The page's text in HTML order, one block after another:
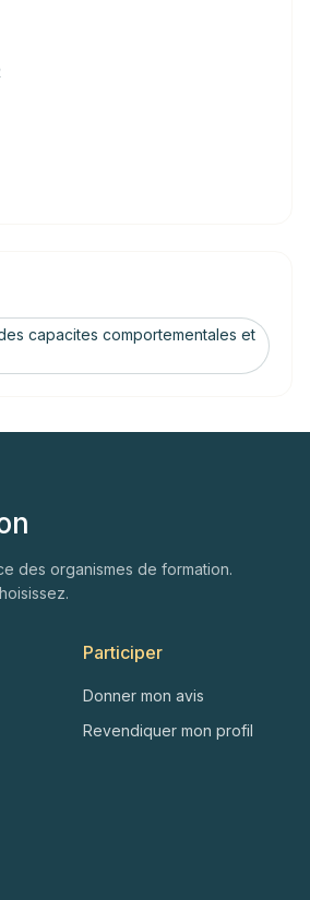
capacites comportementales et
des organismes de formation.
Participer
Donner mon avis
Revendiquer mon profil